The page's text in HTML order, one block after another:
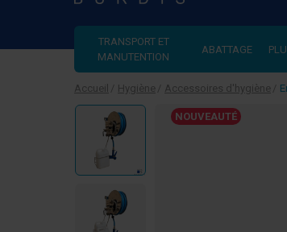
TRANSPORT ET
MANUTENTION
ABATTAGE
Accueil Hygiène Accessoires d'hygiène
NOUVEAUTÉ